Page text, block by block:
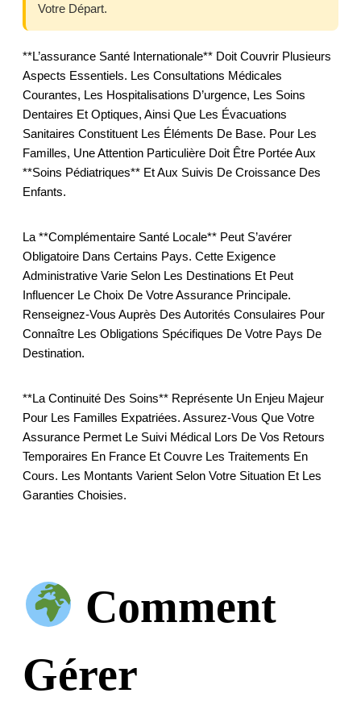
Votre Départ.
**L’assurance Santé Internationale** Doit Couvrir Plusieurs
Aspects Essentiels. Les Consultations Médicales
Courantes, Les Hospitalisations D’urgence, Les Soins
Dentaires Et Optiques, Ainsi Que Les Évacuations
Sanitaires Constituent Les Éléments De Base. Pour Les
Familles, Une Attention Particulière Doit Être Portée Aux
**soins Pédiatriques** Et Aux Suivis De Croissance Des
Enfants.
La **complémentaire Santé Locale** Peut S’avérer
Obligatoire Dans Certains Pays. Cette Exigence
Administrative Varie Selon Les Destinations Et Peut
Influencer Le Choix De Votre Assurance Principale.
Renseignez-Vous Auprès Des Autorités Consulaires Pour
Connaître Les Obligations Spécifiques De Votre Pays De
Destination.
**La Continuité Des Soins** Représente Un Enjeu Majeur
Pour Les Familles Expatriées. Assurez-Vous Que Votre
Assurance Permet Le Suivi Médical Lors De Vos Retours
Temporaires En France Et Couvre Les Traitements En
Cours. Les Montants Varient Selon Votre Situation Et Les
Garanties Choisies.
Comment
Gérer